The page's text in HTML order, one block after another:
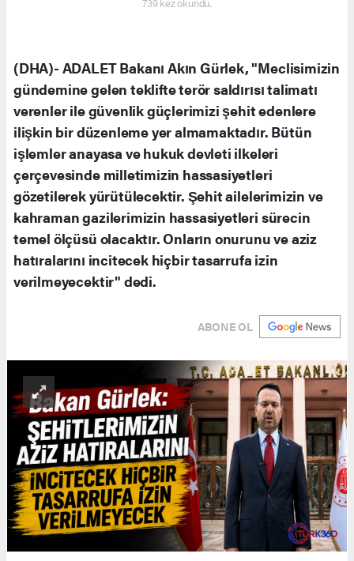
(DHA)- ADALET Bakanı Akın Gürlek, "Meclisimizin
gündemine gelen teklifte terör saldırısı talimatı
verenler ile güvenlik güçlerimizi şehit edenlere
ilişkin bir düzenleme yer almamaktadır. Bütün
işlemler anayasa ve hukuk devleti ilkeleri
çerçevesinde milletimizin hassasiyetleri
gözetilerek yürütülecektir. Şehit ailelerimizin ve
kahraman gazilerimizin hassasiyetleri sürecin
temel ölçüsü olacaktır. Onların onurunu ve aziz
hatıralarını incitecek hiçbir tasarrufa izin
verilmeyecektir" dedi.
ABONE OL